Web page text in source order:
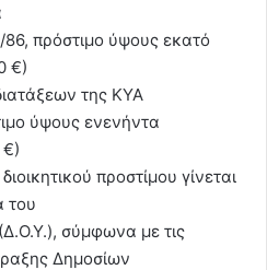
πρόστιμο ύψους εκατό
€)
της ΚΥΑ
ύψους ενενήντα
€)
προστίμου γίνεται
του
σύμφωνα με τις
Δημοσίων